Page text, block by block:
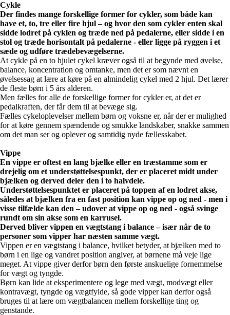
Cykle
Der findes mange forskellige former for cykler, som både kan
have et, to, tre eller fire hjul – og hvor den som cykler enten skal
sidde lodret på cyklen og træde ned på pedalerne, eller sidde i en
stol og træde horisontalt på pedalerne - eller ligge på ryggen i et
sæde og udføre trædebevægelserne.
At cykle på en to hjulet cykel kræver også til at begynde med øvelse,
balance, koncentration og omtanke, men det er som nævnt en
øvelsessag at lære at køre på en almindelig cykel med 2 hjul. Det lærer
de fleste børn i 5 års alderen.
Men fælles for alle de forskellige former for cykler er, at det er
pedalkraften, der får dem til at bevæge sig.
Fælles cykeloplevelser mellem børn og voksne er, når der er mulighed
for at køre gennem spændende og smukke landskaber, snakke sammen
om det man ser og oplever og samtidig nyde fællesskabet.
Vippe
En vippe er oftest en lang bjælke eller en træstamme som er
drejelig om et understøttelsespunkt, der er placeret midt under
bjælken og derved deler den i to halvdele.
Understøttelsespunktet er placeret på toppen af en lodret akse,
således at bjælken fra en fast position kan vippe op og ned - men i
visse tilfælde kan den – udover at vippe op og ned - også svinge
rundt om sin akse som en karrusel.
Derved bliver vippen en vægtstang i balance – især når de to
personer som vipper har næsten samme vægt.
Vippen er en vægtstang i balance, hvilket betyder, at bjælken med to
børn i en lige og vandret position angiver, at børnene må veje lige
meget. At vippe giver derfor børn den første anskuelige fornemmelse
for vægt og tyngde.
Børn kan lide at eksperimentere og lege med vægt, modvægt eller
kontravægt, tyngde og vægtfylde, så gode vipper kan derfor også
bruges til at lære om vægtbalancen mellem forskellige ting og
genstande.